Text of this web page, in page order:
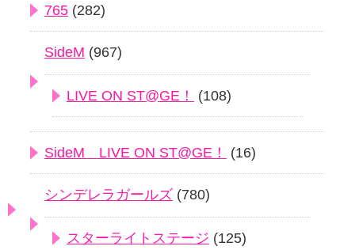
765 (282)
SideM (967)
LIVE ON ST@GE！ (108)
SideM LIVE ON ST@GE！ (16)
シンデレラガールズ (780)
スターライトステージ (125)